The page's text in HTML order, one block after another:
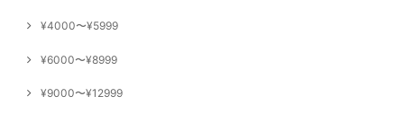
¥4000〜¥5999
¥6000〜¥8999
¥9000〜¥12999